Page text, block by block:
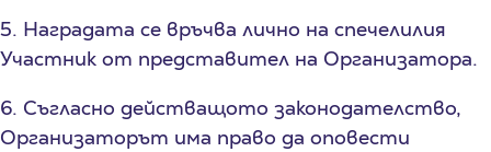
5. Наградата се връчва лично на спечелилия
Участник от представител на Организатора.
6. Съгласно действащото законодателство,
Организаторът има право да оповести